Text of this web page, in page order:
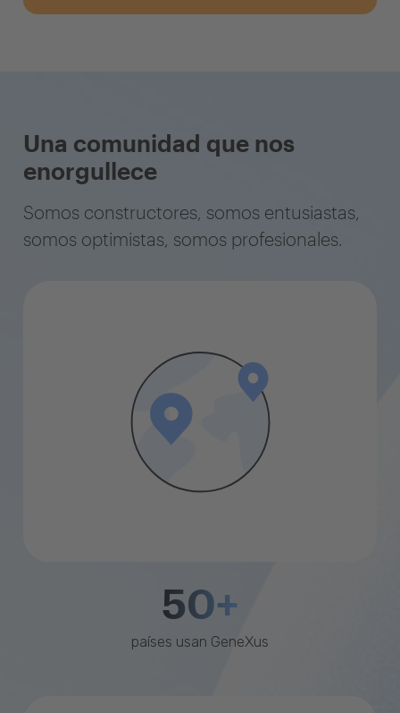
Una comunidad que nos
enorgullece
Somos constructores, somos entusiastas,
somos optimistas, somos profesionales.
50+
países usan GeneXus